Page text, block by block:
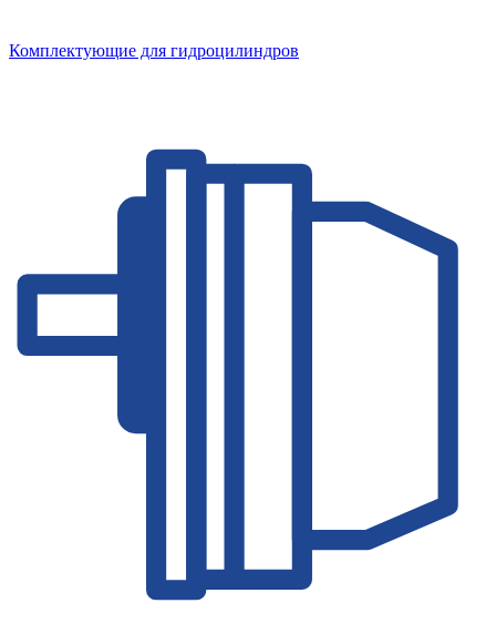
Комплектующие для гидроцилиндров